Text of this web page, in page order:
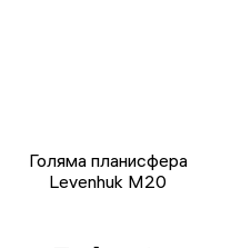
Голяма планисфера
Levenhuk M20